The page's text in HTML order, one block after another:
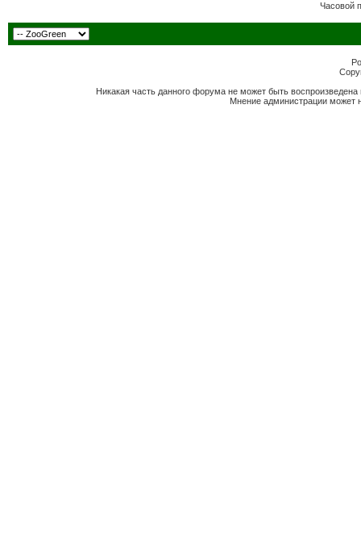
Часовой
Никакая часть данного форума не может быть
Мнение администрации может